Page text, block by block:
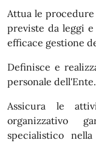
Attua le
previste da leggi
efficace gestione
Definisce e
personale dell'Ente.
Assicura le
organizzativo
specialistico